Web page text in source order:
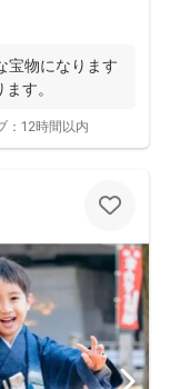
宝物になります
す。
： 12時間以内